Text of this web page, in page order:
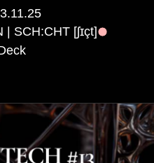
SCH:CHT [ʃɪçt]